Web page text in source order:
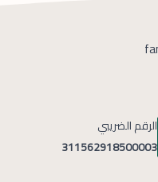
الرقم الضريبي
311562918500003